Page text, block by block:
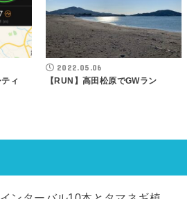
ィ
2022.05.06
【RUN】高田松原でGWラン